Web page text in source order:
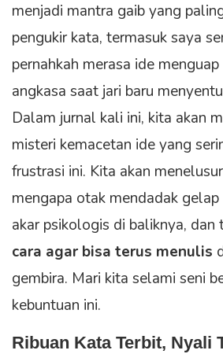
menjadi mantra gaib yang
pengukir kata, termasuk saya
pernahkah merasa ide
angkasa saat jari baru
Dalam jurnal kali ini, kita akan
misteri kemacetan ide yang
frustrasi ini. Kita akan
mengapa otak mendadak
akar psikologis di baliknya, dan
cara agar bisa terus menulis
gembira. Mari kita selami seni
kebuntuan ini.
Ribuan Kata Terbit, Nyali